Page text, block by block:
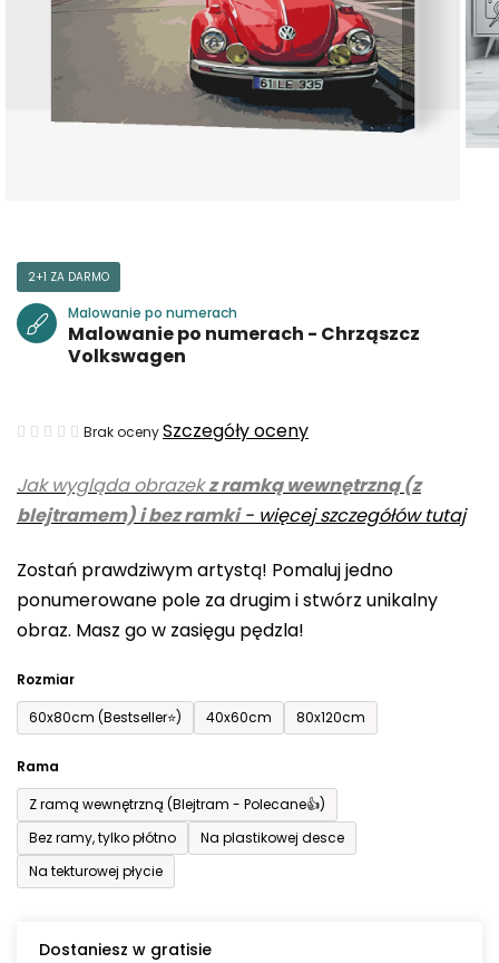
Jak wygląda obrazekz ramką wewnętrzną (z
blejtramem) i bez ramki- więcej szczegółów tutaj
Zostań prawdziwym artystą! Pomaluj jedno
ponumerowane pole za drugim i stwórz unikalny
obraz. Masz go w zasięgu pędzla!
Rozmiar
60x80cm (Bestseller⭐)
40x60cm 80x120cm
Rama
Z ramą wewnętrzną (Blejtram - Polecane👍)
Bez ramy, tylko płótno
Na plastikowej desce
Na tekturowej płycie
Dostaniesz w gratisie
2+1 ZA DARMO
Malowanie po numerach
Malowanie po numerach - Chrząszcz
Volkswagen
Średnia
produktu
wynosi
na
5
gwiazdek.
Brak ocenySzczegóły oceny